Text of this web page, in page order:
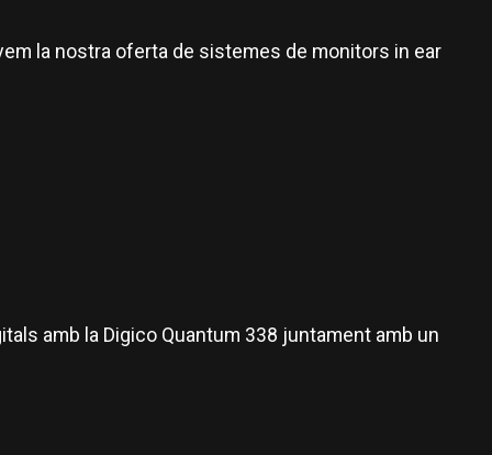
la nostra oferta de sistemes de monitors in ear
amb la Digico Quantum 338 juntament amb un